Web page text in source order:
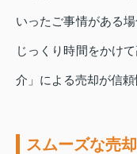
いったご事情がある
じっくり時間をかけ
介」による売却が信頼
スムーズな売